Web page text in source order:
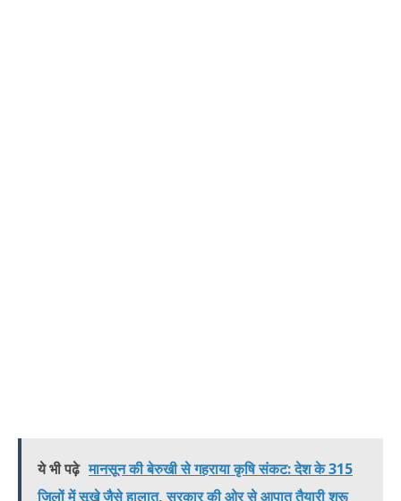
ये भी पढ़े मानसून की बेरुखी से गहराया कृषि संकट: देश के 315
जिलों में सूखे जैसे हालात, सरकार की ओर से आपात तैयारी शुरू